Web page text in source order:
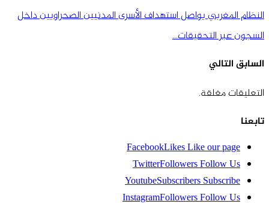
النظام المغربي يواصل استهداف الأسرى المدنيين الصحراويين داخل
السجون عبر التحقيقات…
السابقالتالي
التعليقات مغلقة.
تابعنا
FacebookLikesLike our page
TwitterFollowersFollow Us
YoutubeSubscribersSubscribe
InstagramFollowersFollow Us